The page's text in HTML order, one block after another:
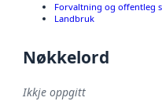
Forvaltning og offentleg
Landbruk
Nøkkelord
Ikkje oppgitt